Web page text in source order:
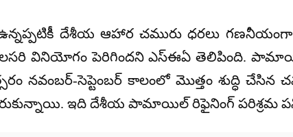
దేశీయ ఆహార చమురు ధరలు
వినియోగం పెరిగిందని ఎస్ఈఏ తెలిపింది.
నవంబర్-సెప్టెంబర్ కాలంలో మొత్తం శుద్ధి చేసిన
చేరుకున్నాయి. ఇది దేశీయ పామాయిల్ రిఫైనింగ్ పరిశ్రమ